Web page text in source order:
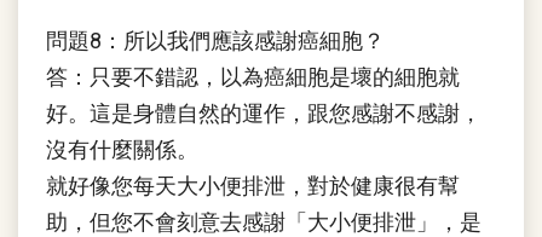
問題8：所以我們應該感謝癌細胞？
答：只要不錯認，以為癌細胞是壞的細胞就
好。這是身體自然的運作，跟您感謝不感謝，
沒有什麼關係。
就好像您每天大小便排泄，對於健康很有幫
助，但您不會刻意去感謝「大小便排泄」，是